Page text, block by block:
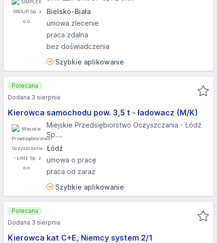
Bielsko-Biała
umowa zlecenie
praca zdalna
bez doświadczenia
Szybkie aplikowanie
Kierowca samochodu pow. 3,5 t - ładowacz (M/K)
Miejskie Przedsiębiorstwo Oczyszczania - Łódź
Sp....
Łódź
umowa o pracę
praca od zaraz
Szybkie aplikowanie
Polecana
Dodana 3 sierpnia
Kierowca kat C+E, Niemcy system 2/1
Polecana
Dodana 3 sierpnia